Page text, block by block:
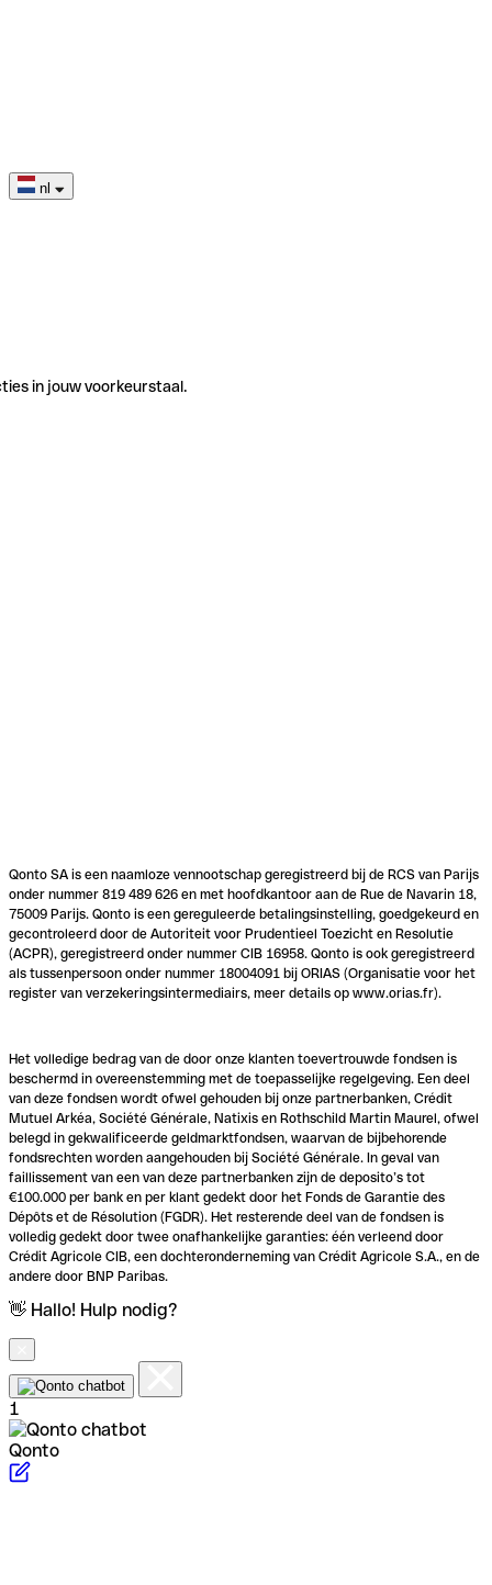
nl
in jouw voorkeurstaal.
Qonto SA is een naamloze vennootschap geregistreerd bij de RCS van Parijs
onder nummer 819 489 626 en met hoofdkantoor aan de Rue de Navarin 18,
75009 Parijs. Qonto is een gereguleerde betalingsinstelling, goedgekeurd en
gecontroleerd door de Autoriteit voor Prudentieel Toezicht en Resolutie
(ACPR), geregistreerd onder nummer CIB 16958. Qonto is ook geregistreerd
als tussenpersoon onder nummer 18004091 bij ORIAS (Organisatie voor het
register van verzekeringsintermediairs, meer details op www.orias.fr).
Het volledige bedrag van de door onze klanten toevertrouwde fondsen is
beschermd in overeenstemming met de toepasselijke regelgeving. Een deel
van deze fondsen wordt ofwel gehouden bij onze partnerbanken, Crédit
Mutuel Arkéa, Société Générale, Natixis en Rothschild Martin Maurel, ofwel
belegd in gekwalificeerde geldmarktfondsen, waarvan de bijbehorende
fondsrechten worden aangehouden bij Société Générale. In geval van
faillissement van een van deze partnerbanken zijn de deposito’s tot
€100.000 per bank en per klant gedekt door het Fonds de Garantie des
Dépôts et de Résolution (FGDR). Het resterende deel van de fondsen is
volledig gedekt door twee onafhankelijke garanties: één verleend door
Crédit Agricole CIB, een dochteronderneming van Crédit Agricole S.A., en de
andere door BNP Paribas.
👋 Hallo! Hulp nodig?
1
Qonto